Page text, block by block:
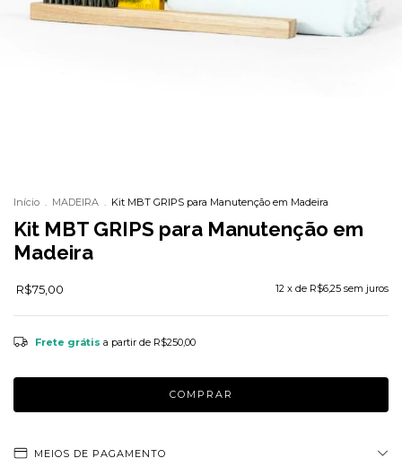
Início . MADEIRA . Kit MBT GRIPS para Manutenção em Madeira
Kit MBT GRIPS para Manutenção em
Madeira
R$75,00 12 x de R$6,25 sem juros
Frete grátis a partir de R$250,00
MEIOS DE PAGAMENTO